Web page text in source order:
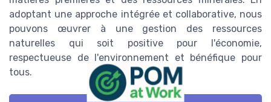
adoptant une approche intégrée et collaborative, nous
pouvons œuvrer à une gestion des ressources
naturelles qui soit positive pour l'économie,
respectueuse de l'environnement et bénéfique pour
tous.